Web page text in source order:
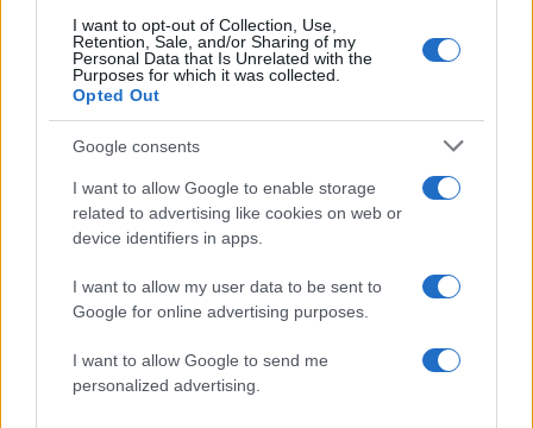
I want to opt-out of Collection, Use,
Retention, Sale, and/or Sharing of my
Personal Data that Is Unrelated with the
Purposes for which it was collected.
Opted Out
Google consents
I want to allow Google to enable storage
related to advertising like cookies on web or
device identifiers in apps.
I want to allow my user data to be sent to
Google for online advertising purposes.
I want to allow Google to send me
personalized advertising.
Πιο δημοφιλή
Η Άννα Βίσση ξετρελάθηκε με μπάντα που
έπαιζε Τσιτσάνη στο Φισκάρδο και τους
πρότεινε συνεργασία
Μαριζέτα Αντωνοπούλου στο newsit.gr: Οι
της ιστορίας
Κωνσταντίνος Αργυρός και Αλεξάνδρα
Νίκα κάνουν διακοπές με πολυτελές γιοτ
Θρήνος για τον Λιονέλ Μέσι – Πέθανε ο
πατέρας του, Χόρχε
Το 5ο πακέτο βίντεο και φωτογραφιών με
UFO από το Πεντάγωνο - Το «τρίγωνο» και